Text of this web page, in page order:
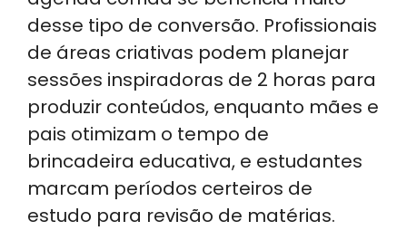
desse tipo de conversão. Profissionais
de áreas criativas podem planejar
sessões inspiradoras de 2 horas para
produzir conteúdos, enquanto mães e
pais otimizam o tempo de
brincadeira educativa, e estudantes
marcam períodos certeiros de
estudo para revisão de matérias.